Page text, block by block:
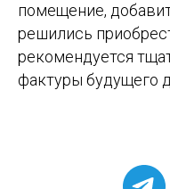
помещение,
решились
рекомендуется
фактуры будущего